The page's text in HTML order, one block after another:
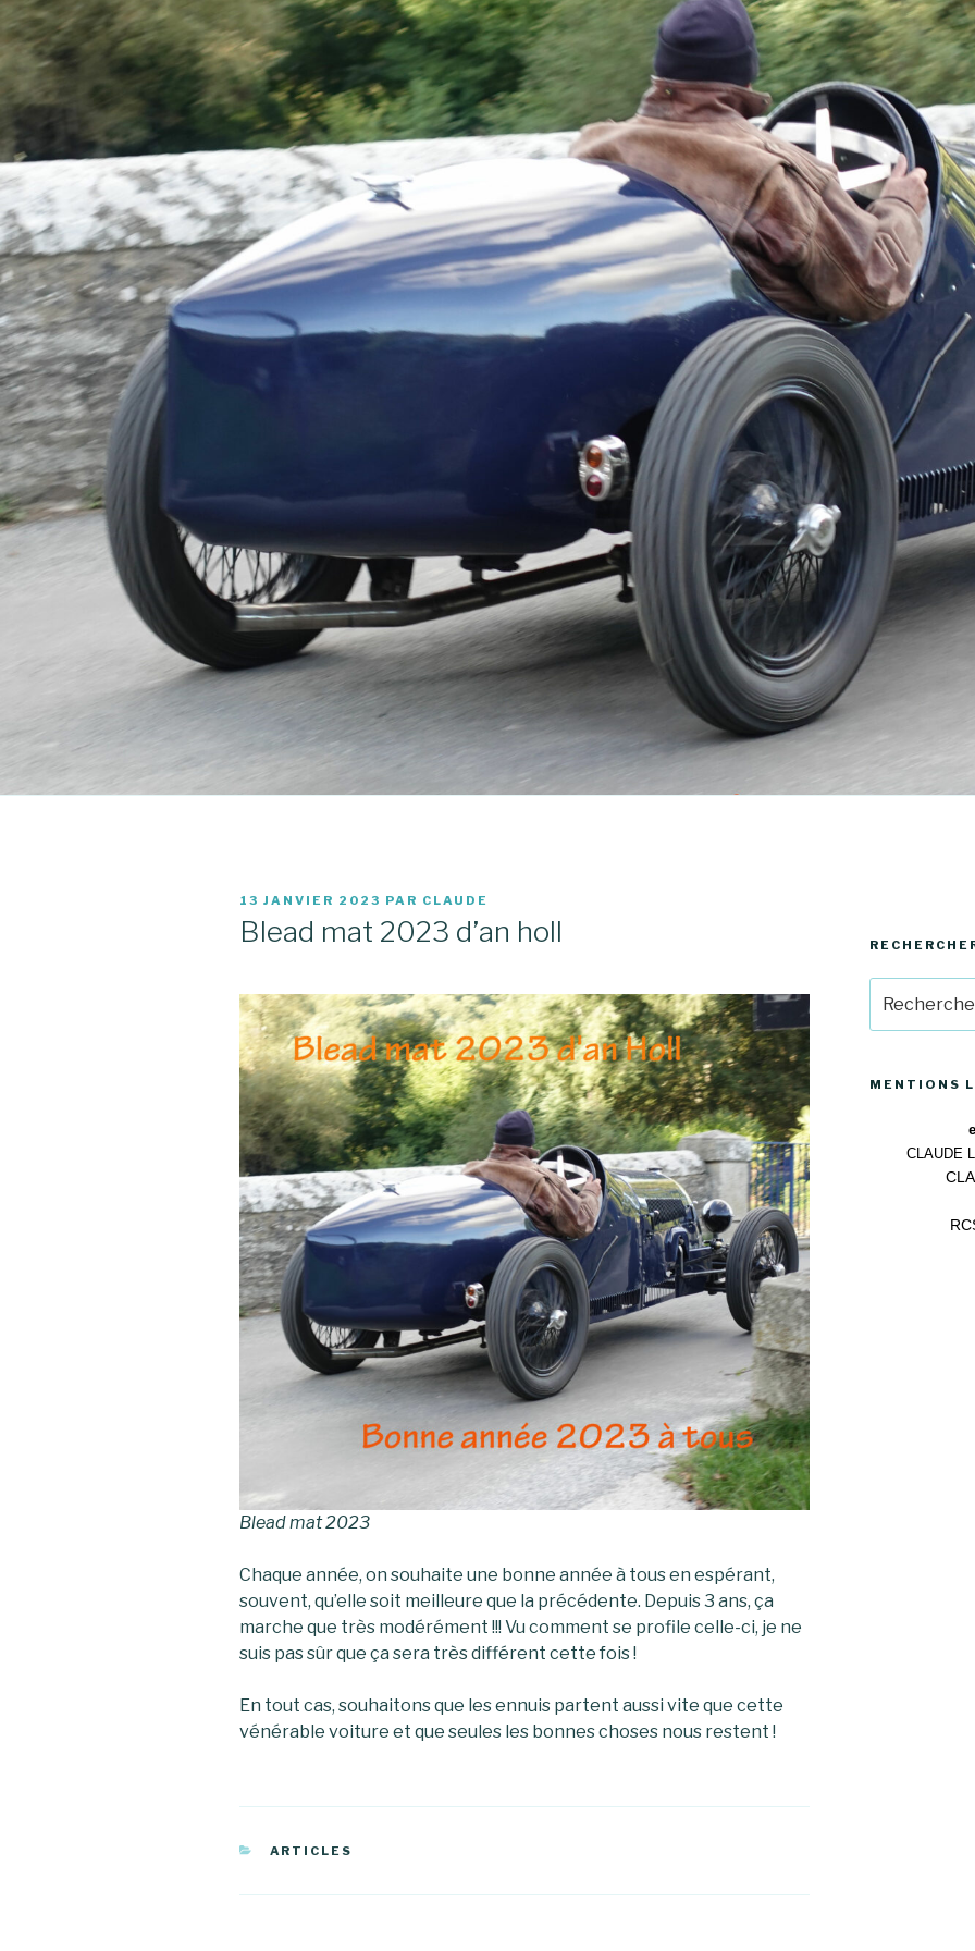
PUBLIÉ
13 JANVIER 2023 PAR CLAUDE
Blead mat 2023 d’an holl
Blead mat 2023
Chaque année, on souhaite une bonne année à tous en espérant,
souvent, qu’elle soit meilleure que la précédente. Depuis 3 ans, ça
marche que très modérément !!! Vu comment se profile celle-ci, je ne
suis pas sûr que ça sera très différent cette fois !
En tout cas, souhaitons que les ennuis partent aussi vite que cette
vénérable voiture et que seules les bonnes choses nous restent !
CATÉGORIES
ARTICLES
pour
:
MENTIONS
CLAUDE